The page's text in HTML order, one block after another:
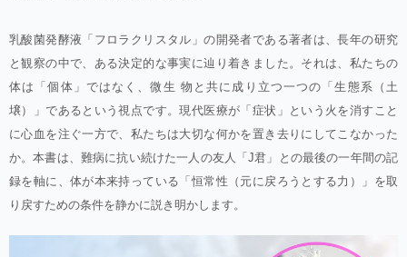
乳酸菌発酵液「フロラクリスタル」の開発者である著者は、長年の研究
と観察の中で、ある決定的な事実に辿り着きました。それは、私たちの
体は「個体」ではなく、微生 物と共に成り立つ一つの「生態系（土
壌）」であるという視点です。現代医療が「症状」という火を消すこと
に心血を注ぐ一方で、私たちは大切な何かを置き去りにしてこなかった
か。本書は、難病に抗い続けた一人の友人「J君」との最後の一年間の記
録を軸に、体が本来持っている「恒常性（元に戻ろうとする力）」を取
り戻すための条件を静かに説き明かします。